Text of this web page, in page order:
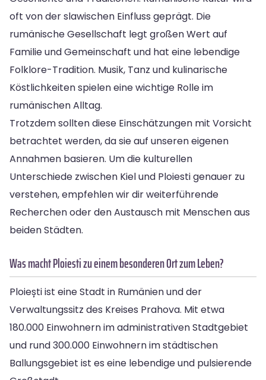
oft von der slawischen Einfluss geprägt. Die
rumänische Gesellschaft legt großen Wert auf
Familie und Gemeinschaft und hat eine lebendige
Folklore-Tradition. Musik, Tanz und kulinarische
Köstlichkeiten spielen eine wichtige Rolle im
rumänischen Alltag.
Trotzdem sollten diese Einschätzungen mit Vorsicht
betrachtet werden, da sie auf unseren eigenen
Annahmen basieren. Um die kulturellen
Unterschiede zwischen Kiel und Ploiesti genauer zu
verstehen, empfehlen wir dir weiterführende
Recherchen oder den Austausch mit Menschen aus
beiden Städten.
Was macht Ploiesti zu einem besonderen Ort zum Leben?
Ploiești ist eine Stadt in Rumänien und der
Verwaltungssitz des Kreises Prahova. Mit etwa
180.000 Einwohnern im administrativen Stadtgebiet
und rund 300.000 Einwohnern im städtischen
Ballungsgebiet ist es eine lebendige und pulsierende